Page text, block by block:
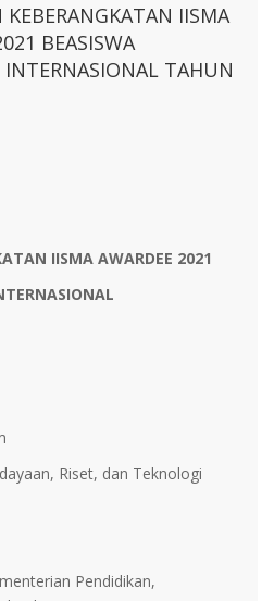
KEBERANGKATAN IISMA
BEASISWA
TAHUN
IISMA AWARDEE 2021
Riset, dan Teknologi
Pendidikan,